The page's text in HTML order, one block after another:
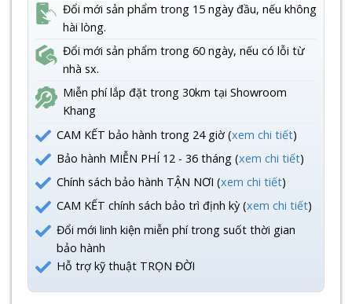
Đổi mới sản phẩm trong 15 ngày đầu, nếu không
hài lòng.
Đổi mới sản phẩm trong 60 ngày, nếu có lỗi từ
nhà sx.
Miễn phí lắp đặt trong 30km tại Showroom
Khang
CAM KẾT bảo hành trong 24 giờ (xem chi tiết)
Bảo hành MIỄN PHÍ 12 - 36 tháng (xem chi tiết)
Chính sách bảo hành TẬN NƠI (xem chi tiết)
CAM KẾT chính sách bảo trì định kỳ (xem chi tiết)
Đổi mới linh kiện miễn phí trong suốt thời gian
bảo hành
Hỗ trợ kỹ thuật TRỌN ĐỜI